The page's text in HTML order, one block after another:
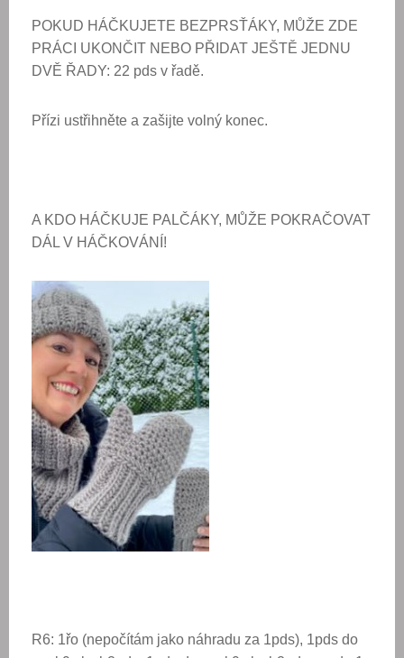
POKUD HÁČKUJETE BEZPRSŤÁKY, MŮŽE ZDE
PRÁCI UKONČIT NEBO PŘIDAT JEŠTĚ JEDNU
DVĚ ŘADY: 22 pds v řadě.
Přízi ustřihněte a zašijte volný konec.
A KDO HÁČKUJE PALČÁKY, MŮŽE POKRAČOVAT
DÁL V HÁČKOVÁNÍ!
R6: 1řo (nepočítám jako náhradu za 1pds), 1pds do